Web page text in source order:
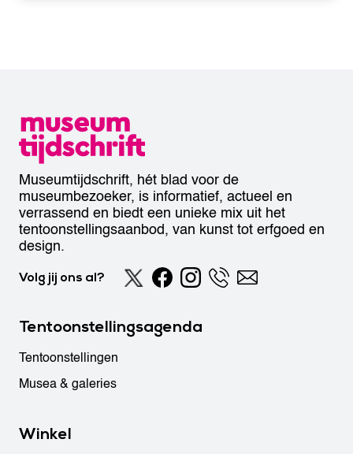
Museumtijdschrift, hét blad voor de
museumbezoeker, is informatief, actueel en
verrassend en biedt een unieke mix uit het
tentoonstellingsaanbod, van kunst tot erfgoed en
design.
Volg jij ons al?
Tentoonstellingsagenda
Tentoonstellingen
Musea & galeries
Winkel